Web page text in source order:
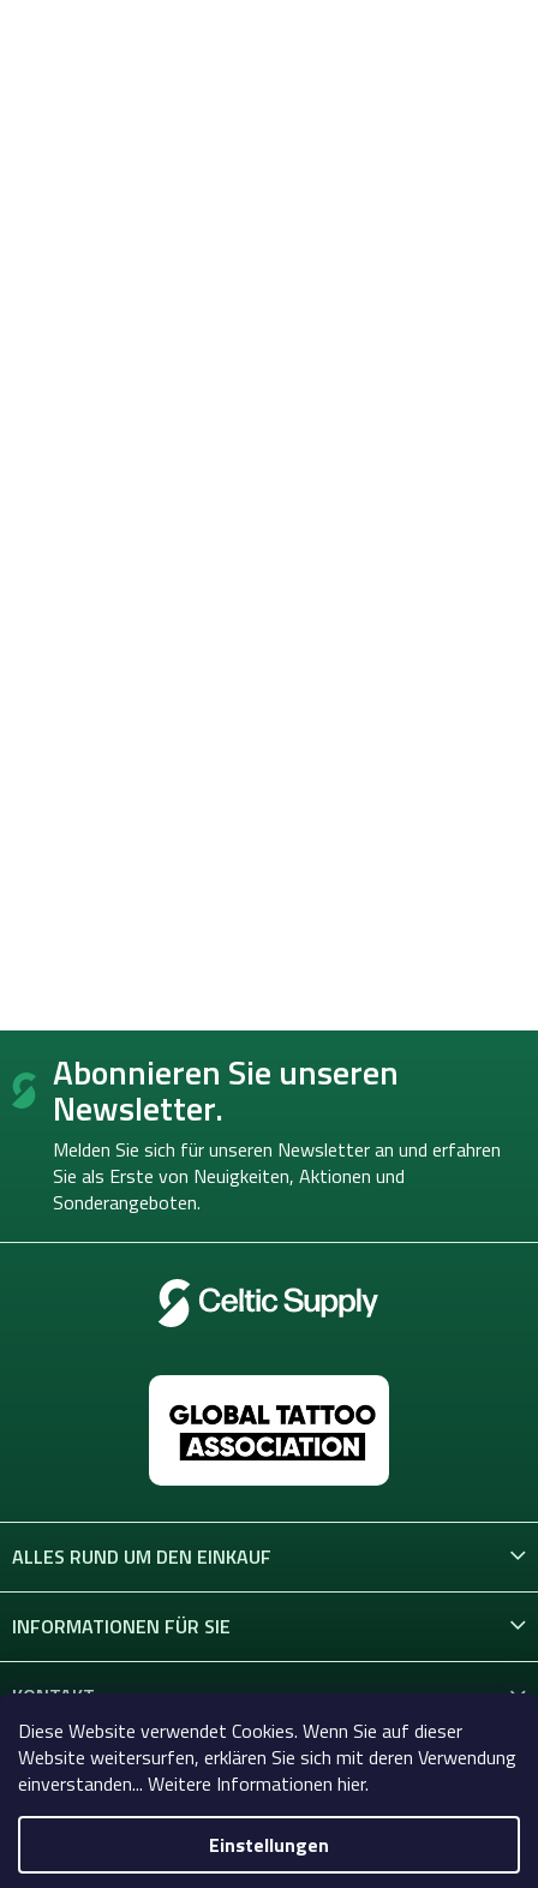
Diese Website verwendet Cookies. Wenn Sie auf dieser
Website weitersurfen, erklären Sie sich mit deren Verwendung
einverstanden... Weitere Informationen hier.
Einstellungen
F
ß Abonnieren Sie unseren
Newsletter.
Melden Sie sich für unseren Newsletter an und erfahren
Sie als Erste von Neuigkeiten, Aktionen und
Sonderangeboten.
ALLES RUND UM DEN EINKAUF
INFORMATIONEN FÜR SIE
KONTAKT
Copyright 2026Celtic-Supply.de | Alles für Tattoo und